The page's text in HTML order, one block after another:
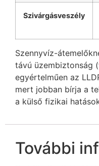
Szivárgásveszély
Szennyvíz-
távú üzembiztonság
egyértelműen az
mert jobban bírja a
a külső fizikai
További